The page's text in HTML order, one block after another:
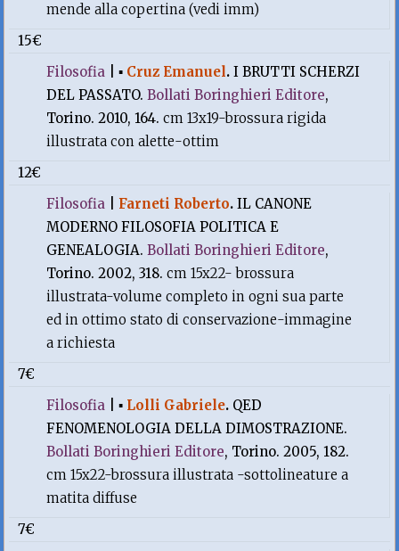
mende alla copertina (vedi imm)
15€
Filosofia |▪ Cruz Emanuel.I BRUTTI SCHERZI
DEL PASSATO.Bollati Boringhieri Editore,
Torino. 2010, 164.cm 13x19-brossura rigida
illustrata con alette-ottim
12€
Filosofia
Farneti Roberto.IL CANONE
MODERNO FILOSOFIA POLITICA E
GENEALOGIA.Bollati Boringhieri Editore,
Torino. 2002, 318.cm 15x22- brossura
illustrata-volume completo in ogni sua parte
ed in ottimo stato di conservazione-immagine
a richiesta
7€
Filosofia |▪ Lolli Gabriele. QED
FENOMENOLOGIA DELLA DIMOSTRAZIONE.
Bollati Boringhieri Editore, Torino. 2005, 182.
cm 15x22-brossura illustrata -sottolineature a
matita diffuse
7€